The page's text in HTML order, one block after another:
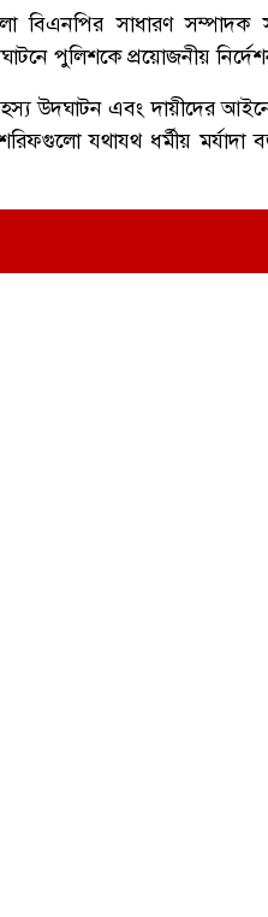
বিএনপির সাধারণ সম্পাদক
পুলিশকে প্রয়োজনীয়
রহস্য উদঘাটন এবং দায়ীদের
যথাযথ ধর্মীয় মর্যাদা